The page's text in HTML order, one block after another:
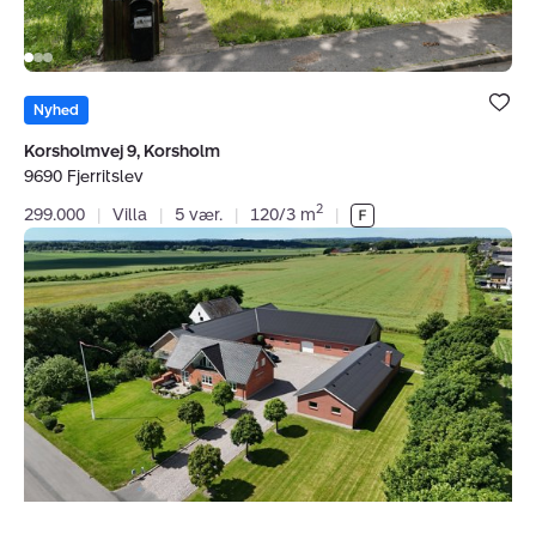
Bolig er
under dine
Nyhed
Korsholmvej 9, Korsholm
9690 Fjerritslev
299.000
| Villa | 5 vær. | 120/3 m2 |
Landejendom:
Vesterbjergvej
6,
9460
Brovst